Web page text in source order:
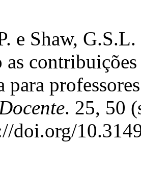
e Shaw,
as
para
. 25, 50
doi.org/